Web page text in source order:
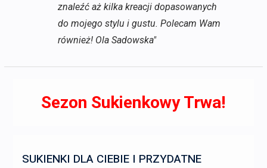
znaleźć aż kilka kreacji dopasowanych
do mojego stylu i gustu. Polecam Wam
również! Ola Sadowska"
Sezon Sukienkowy Trwa!
SUKIENKI DLA CIEBIE I PRZYDATNE